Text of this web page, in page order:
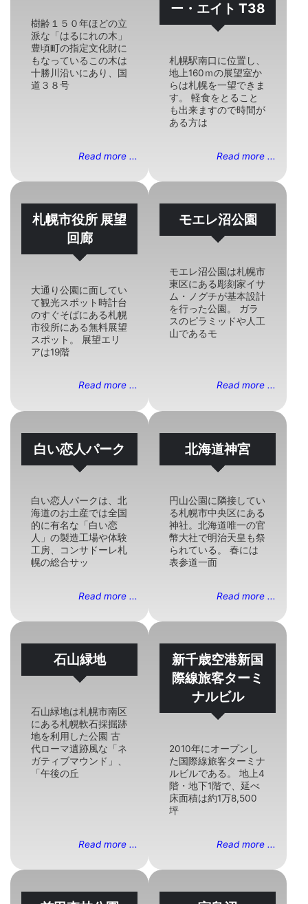
樹齢１５０年ほどの立
派な「はるにれの木」
豊頃町の指定文化財に
もなっているこの木は
十勝川沿いにあり、国
道３８号
Read more ...
ー・エイト T38
札幌駅南口に位置し、
地上160ｍの展望室か
らは札幌を一望できま
す。 軽食をとること
も出来ますので時間が
ある方は
Read more ...
札幌市役所 展望
回廊
大通り公園に面してい
て観光スポット時計台
のすぐそばにある札幌
市役所にある無料展望
スポット。 展望エリ
アは19階
Read more ...
モエレ沼公園
モエレ沼公園は札幌市
東区にある彫刻家イサ
ム・ノグチが基本設計
を行った公園。 ガラ
スのピラミッドや人工
山であるモ
Read more ...
白い恋人パーク
白い恋人パークは、北
海道のお土産では全国
的に有名な「白い恋
人」の製造工場や体験
工房、コンサドーレ札
幌の総合サッ
Read more ...
北海道神宮
円山公園に隣接してい
る札幌市中央区にある
神社。北海道唯一の官
幣大社で明治天皇も祭
られている。 春には
表参道一面
Read more ...
石山緑地
石山緑地は札幌市南区
にある札幌軟石採掘跡
地を利用した公園 古
代ローマ遺跡風な「ネ
ガティブマウンド」、
「午後の丘
Read more ...
新千歳空港新国
際線旅客ターミ
ナルビル
2010年にオープンし
た国際線旅客ターミナ
ルビルである。 地上4
階・地下1階で、延べ
床面積は約1万8,500
坪
Read more ...